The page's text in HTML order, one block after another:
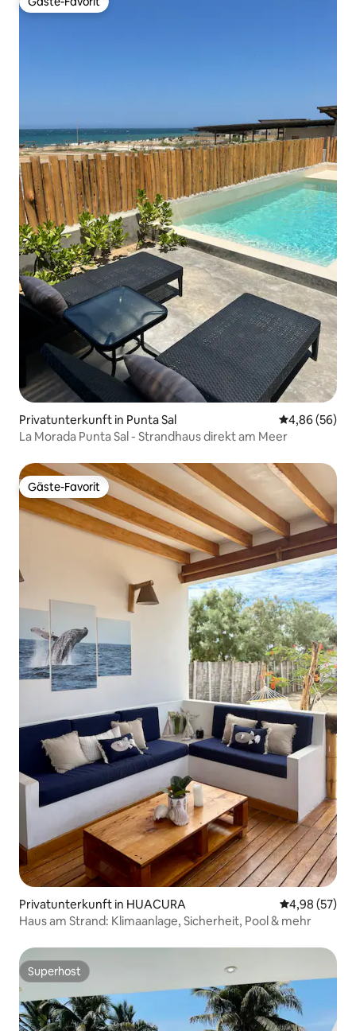
Gäste-Favorit
Privatunterkunft in Punta Sal
4,86 (56)
La Morada Punta Sal - Strandhaus direkt am Meer
Gäste-Favorit
Gäste-Favorit
Privatunterkunft in HUACURA
4,98 (57)
Haus am Strand: Klimaanlage, Sicherheit, Pool & mehr
Superhost
Superhost